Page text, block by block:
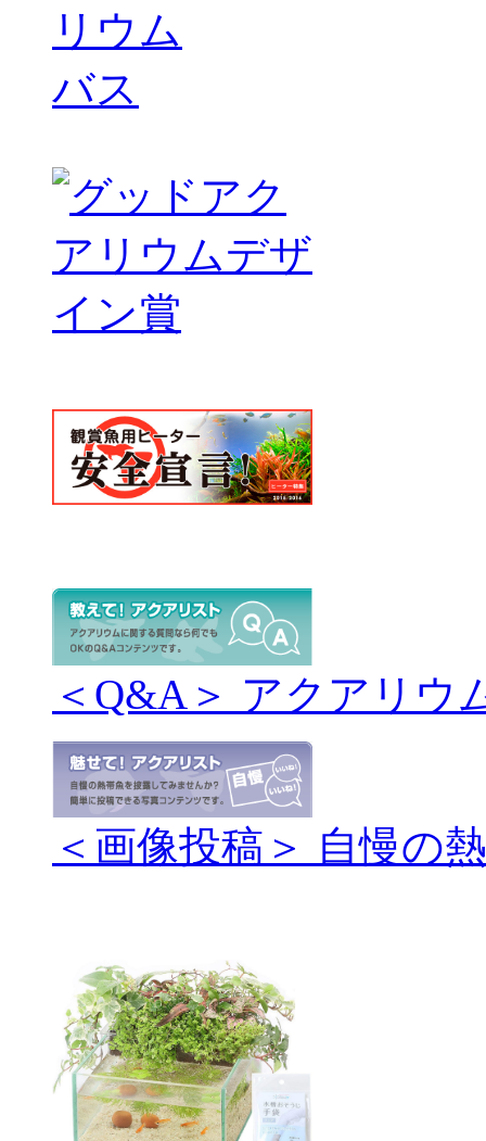
＜Q&A＞ アクアリウ
＜画像投稿＞ 自慢の